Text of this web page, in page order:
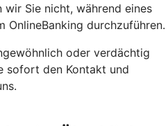
Sie nicht, während eines
OnlineBanking durchzuführen.
oder verdächtig
sofort den Kontakt und